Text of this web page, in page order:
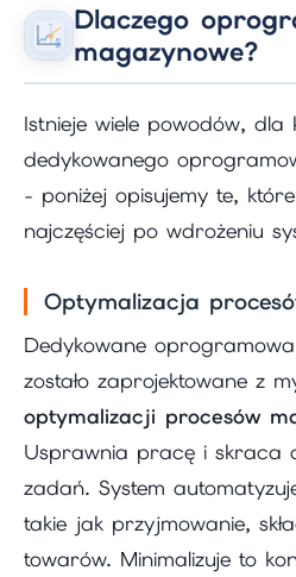
Dlaczego
magazynowe?
Istnieje wiele powodów,
dedykowanego
- poniżej opisujemy te,
najczęściej po wdrożeniu
Optymalizacja
Dedykowane
zostało zaprojektowane z
optymalizacji procesów
Usprawnia pracę i skraca
zadań. System
takie jak przyjmowanie,
towarów. Minimalizuje to